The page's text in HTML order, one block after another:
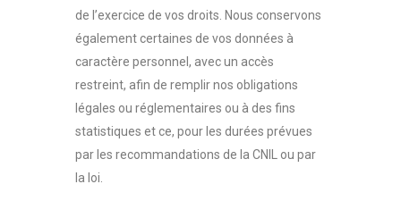
de l’exercice de vos droits. Nous conservons
également certaines de vos données à
caractère personnel, avec un accès
restreint, afin de remplir nos obligations
légales ou réglementaires ou à des fins
statistiques et ce, pour les durées prévues
par les recommandations de la CNIL ou par
la loi.